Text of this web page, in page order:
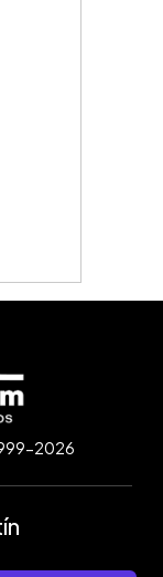
2026